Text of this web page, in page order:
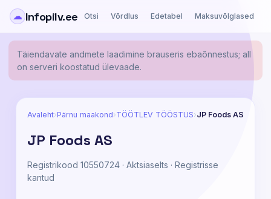
☁ Infopilv.ee Otsi Võrdlus Edetabel Maksuvõlglased
Täiendavate andmete laadimine brauseris ebaõnnestus; all
on serveri koostatud ülevaade.
Avaleht›Pärnu maakond›TÖÖTLEV TÖÖSTUS›JP Foods AS
JP Foods AS
Registrikood 10550724 · Aktsiaselts · Registrisse
kantud